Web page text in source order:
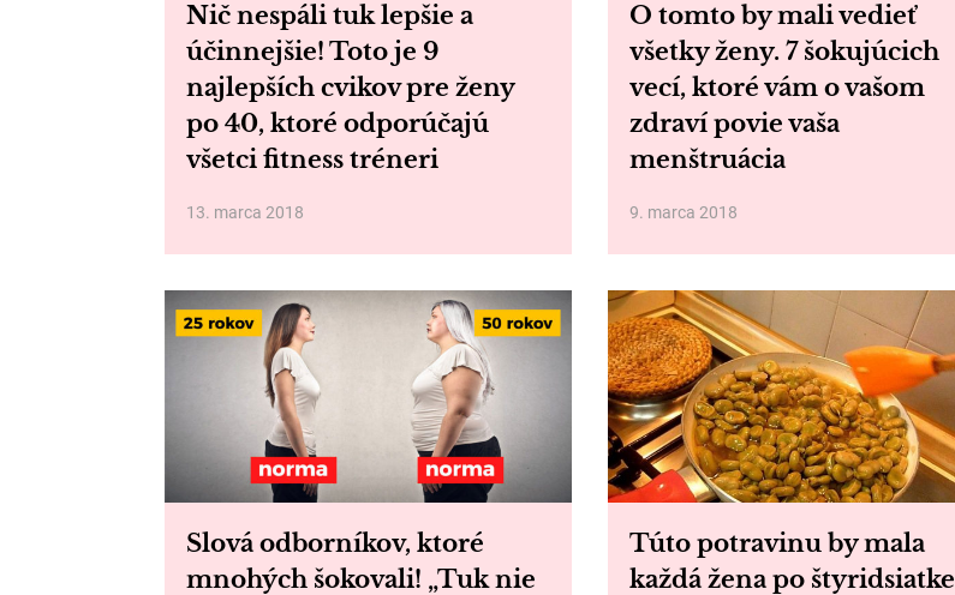
Nič nespáli tuk lepšie a
účinnejšie! Toto je 9
najlepších cvikov pre ženy
po 40, ktoré odporúčajú
všetci fitness tréneri
13. marca 2018
O tomto by mali vedieť
všetky ženy. 7 šokujúcich
vecí, ktoré vám o vašom
zdraví povie vaša
menštruácia
9. marca 2018
Slová odborníkov, ktoré
mnohých šokovali! „Tuk nie
Túto potravinu by mala
každá žena po štyridsiatke